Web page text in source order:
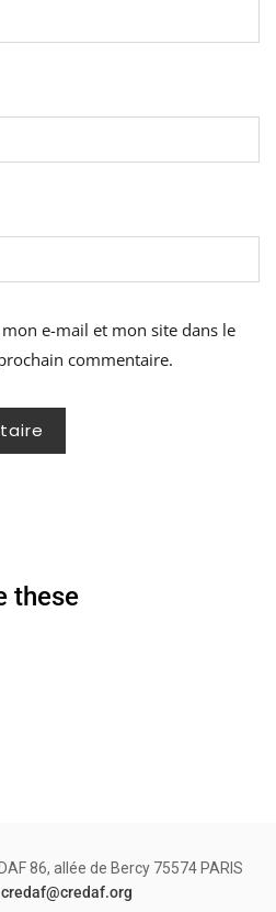
e-mail et mon site dans le
commentaire.
these
86, allée de Bercy 75574 PARIS
credaf@credaf.org